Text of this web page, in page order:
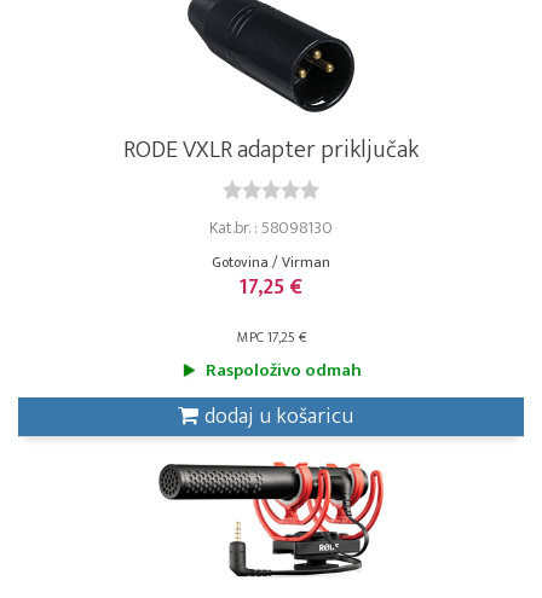
RODE VXLR adapter priključak
Kat.br. : 58098130
Gotovina / Virman
17,25 €
MPC 17,25 €
Raspoloživo odmah
dodaj u košaricu